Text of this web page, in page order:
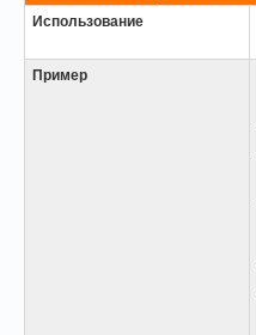
Использование
Пример